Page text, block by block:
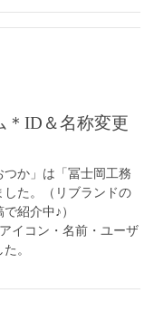
か」は「冨士岡工務
た。（リブランドの
紹介中♪）
イコン・名前・ユーザ
。